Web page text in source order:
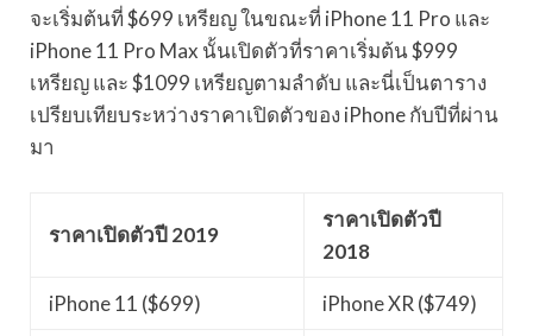
จะเริ่มต้นที่ $699 เหรียญ ในขณะที่ iPhone 11 Pro และ
iPhone 11 Pro Max นั้นเปิดตัวที่ราคาเริ่มต้น $999
เหรียญ และ $1099 เหรียญตามลำดับ และนี่เป็นตาราง
เปรียบเทียบระหว่างราคาเปิดตัวของ iPhone กับปีที่ผ่าน
มา
ราคาเปิดตัวปี 2019
ราคาเปิดตัวปี
2018
iPhone 11 ($699) iPhone XR ($749)